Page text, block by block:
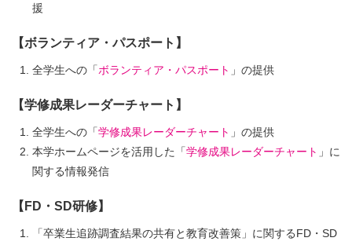
援
【ボランティア・パスポート】
全学生への「ボランティア・パスポート 」の提供
【学修成果レーダーチャート】
全学生への「学修成果レーダーチャート 」の提供
本学ホームページを活用した「学修成果レーダーチャート 」に
関する情報発信
【FD・SD研修】
「卒業生追跡調査結果の共有と教育改善策」に関するFD・SD